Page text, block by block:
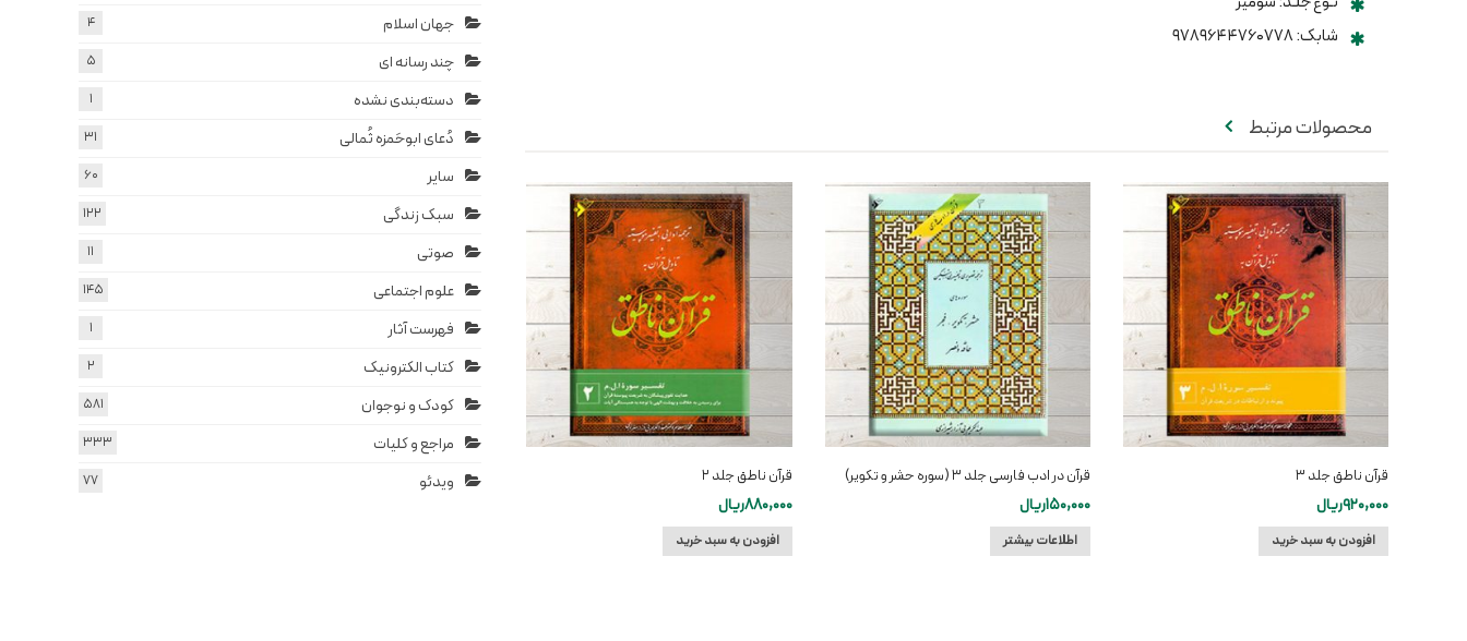
شابک: ۹۷۸۹۶۴۴۷۶۰۷۷۸
محصولات مرتبط
قرآن ناطق جلد ۳
920,000ریال
افزودن به سبد خرید
قرآن در ادب فارسی جلد ۳ (سوره حشر و تکویر)
150,000ریال
اطلاعات بیشتر
قرآن ناطق جلد ۲
880,000ریال
افزودن به سبد خرید
جهان اسلام 4
چند رسانه ای 5
دسته‌بندی نشده 1
دُعای ابوحَمزه ثُمالی 31
سایر 60
سبک زندگی 122
صوتی 11
علوم اجتماعی 145
فهرست آثار 1
کتاب الکترونیک 2
کودک و نوجوان 581
مراجع و کلیات 333
ویدئو 77